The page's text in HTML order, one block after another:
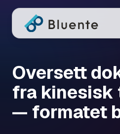
Oversett
fra
— formatet